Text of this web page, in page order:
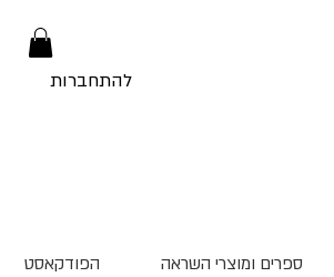
להתחברות
ספרים ומוצרי השראה הפודקאסט